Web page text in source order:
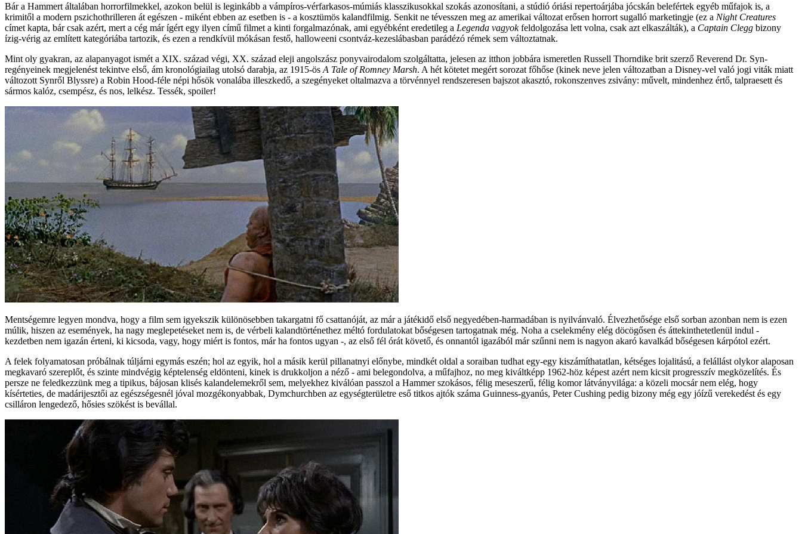
Bár a Hammert általában horrorfilmekkel, azokon belül is leginkább a vámpíros-vérfarkasos-múmiás klasszikusokkal szokás azonosítani, a stúdió óriási repertoárjába jócskán belefértek egyéb műfajok is, a
krimitől a modern pszichothrilleren át egészen - miként ebben az esetben is - a kosztümös kalandfilmig. Senkit ne tévesszen meg az amerikai változat erősen horrort sugalló marketingje (ez a Night Creatures
címet kapta, bár csak azért, mert a cég már ígért egy ilyen című filmet a kinti forgalmazónak, ami egyébként eredetileg a Legenda vagyokfeldolgozása lett volna, csak azt elkaszálták), a Captain Clegg bizony
ízig-vérig az említett kategóriába tartozik, és ezen a rendkívül mókásan festő, halloweeni csontváz-kezeslábasban parádézó rémek sem változtatnak.
Mint oly gyakran, az alapanyagot ismét a XIX. század végi, XX. század eleji angolszász ponyvairodalom szolgáltatta, jelesen az itthon jobbára ismeretlen Russell Thorndike brit szerző Reverend Dr. Syn-
regényeinek megjelenést tekintve első, ám kronológiailag utolsó darabja, az 1915-ös A Tale of Romney Marsh. A hét kötetet megért sorozat főhőse (kinek neve jelen változatban a Disney-vel való jogi viták miatt
változott Synről Blyssre) a Robin Hood-féle népi hősök vonalába illeszkedő, a szegényeket oltalmazva a törvénnyel rendszeresen bajszot akasztó, rokonszenves zsivány: művelt, mindenhez értő, talpraesett és
sármos kalóz, csempész, és nos, lelkész. Tessék, spoiler!
Mentségemre legyen mondva, hogy a film sem igyekszik különösebben takargatni fő csattanóját, az már a játékidő első negyedében-harmadában is nyilvánvaló. Élvezhetősége első sorban azonban nem is ezen
múlik, hiszen az események, ha nagy meglepetéseket nem is, de vérbeli kalandtörténethez méltó fordulatokat bőségesen tartogatnak még. Noha a cselekmény elég döcögősen és áttekinthetetlenül indul -
kezdetben nem igazán érteni, ki kicsoda, vagy, hogy miért is fontos, már ha fontos ugyan -, az első fél órát követő, és onnantól igazából már szűnni nem is nagyon akaró kavalkád bőségesen kárpótol ezért.
A felek folyamatosan próbálnak túljárni egymás eszén; hol az egyik, hol a másik kerül pillanatnyi előnybe, mindkét oldal a soraiban tudhat egy-egy kiszámíthatatlan, kétséges lojalitású, a felállást olykor alaposan
megkavaró szereplőt, és szinte mindvégig képtelenség eldönteni, kinek is drukkoljon a néző - ami belegondolva, a műfajhoz, no meg kiváltképp 1962-höz képest azért nem kicsit progresszív megközelítés. És
persze ne feledkezzünk meg a tipikus, bájosan klisés kalandelemekről sem, melyekhez kiválóan passzol a Hammer szokásos, félig meseszerű, félig komor látványvilága: a közeli mocsár nem elég, hogy
kísérteties, de madárijesztői az egészségesnél jóval mozgékonyabbak, Dymchurchben az egységterületre eső titkos ajtók száma Guinness-gyanús, Peter Cushing pedig bizony még egy jóízű verekedést és egy
csilláron lengedező, hősies szökést is bevállal.